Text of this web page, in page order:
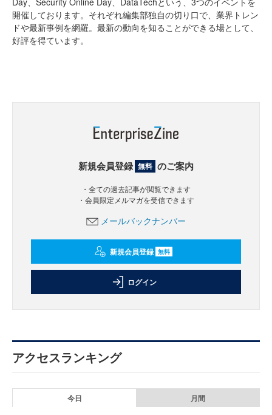
開催しております。それぞれ編集部独自の切り口で、業界トレン
ドや最新事例を網羅。最新の動向を知ることができる場として、
好評を得ています。
新規会員登録 無料 のご案内
・全ての過去記事が閲覧できます
・会員限定メルマガを受信できます
メールバックナンバー
新規会員登録 無料
ログイン
アクセスランキング
今日 月間